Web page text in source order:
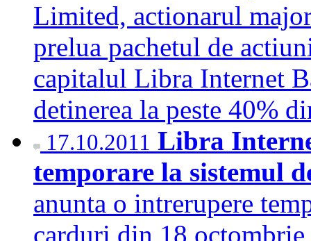
Limited, actionarul
prelua pachetul de
capitalul Libra Internet
detinerea la peste
17.10.2011 Libra
temporare la sistemul
anunta o intrerupere
carduri din 18